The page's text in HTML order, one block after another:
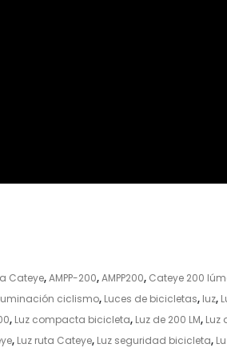
Cateye,AMPP-200,AMPP200, Cateye 200
ciclismo, Luces de bicicletas, luz,
, Luz compacta bicicleta, Luz de 200 LM, Luz
, Luz ruta Cateye, Luz seguridad bicicleta,